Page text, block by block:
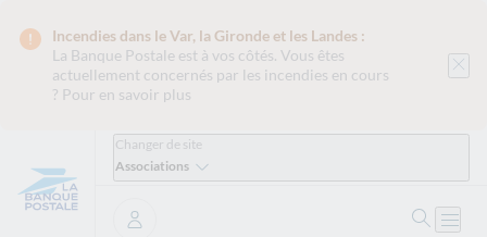
Incendies dans le Var, la Gironde et les Landes :
La Banque Postale est à vos côtés. Vous êtes
actuellement concernés par les incendies en cours
? Pour en savoir plus
Changer de site
Associations
Se connecter